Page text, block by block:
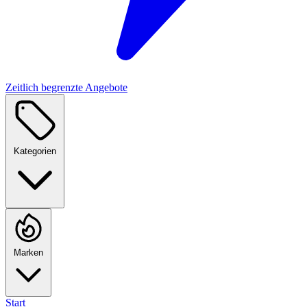
Zeitlich begrenzte Angebote
Kategorien
Marken
Start